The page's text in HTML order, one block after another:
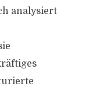
analysiert